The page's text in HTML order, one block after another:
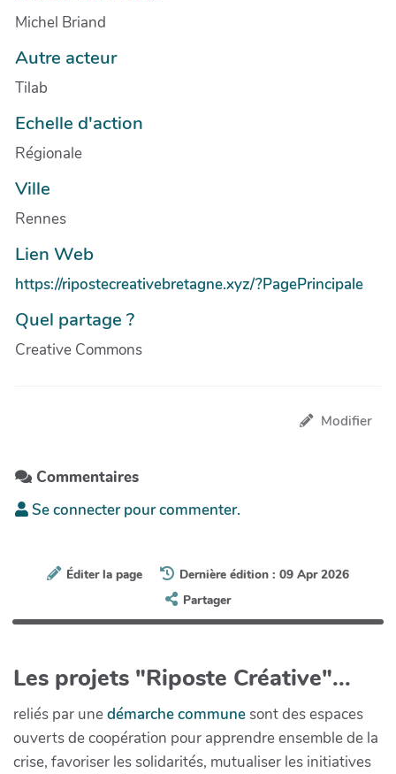
Michel Briand
Autre acteur
Tilab
Echelle d'action
Régionale
Ville
Rennes
Lien Web
https://ripostecreativebretagne.xyz/?PagePrincipale
Quel partage ?
Creative Commons
Modifier
Commentaires
Se connecter pour commenter.
Éditer la page
Dernière édition : 09 Apr 2026
Partager
Les projets "Riposte Créative"...
reliés par unedémarche communesont des espaces
ouverts de coopération pour apprendre ensemble de la
crise, favoriser les solidarités, mutualiser les initiatives